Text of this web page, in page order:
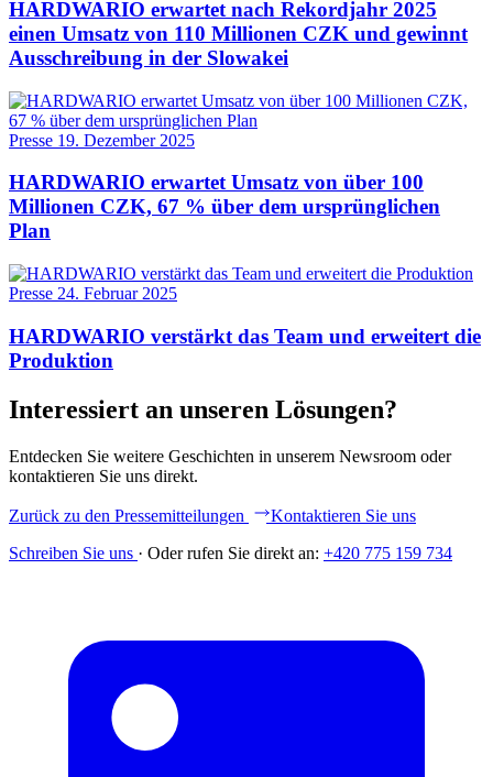
HARDWARIO erwartet nach Rekordjahr 2025
einen Umsatz von 110 Millionen CZK und gewinnt
Ausschreibung in der Slowakei
Presse 19. Dezember 2025
HARDWARIO erwartet Umsatz von über 100
Millionen CZK, 67 % über dem ursprünglichen
Plan
Presse 24. Februar 2025
HARDWARIO verstärkt das Team und erweitert die
Produktion
Interessiert an unseren Lösungen?
Entdecken Sie weitere Geschichten in unserem Newsroom oder
kontaktieren Sie uns direkt.
Zurück zu den Pressemitteilungen
Kontaktieren Sie uns
Schreiben Sie uns · Oder rufen Sie direkt an: +420 775 159 734